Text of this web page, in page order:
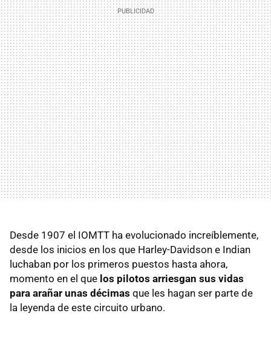
Desde 1907 el IOMTT ha evolucionado increíblemente,
desde los inicios en los que Harley-Davidson e Indian
luchaban por los primeros puestos hasta ahora,
momento en el que los pilotos arriesgan sus vidas
para arañar unas décimas que les hagan ser parte de
la leyenda de este circuito urbano.